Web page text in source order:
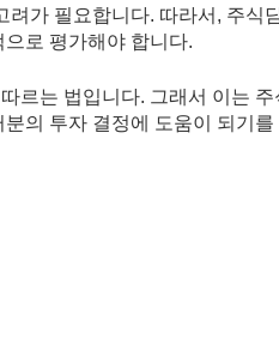
가 필요합니다. 따라서, 주식
로 평가해야 합니다.
르는 법입니다. 그래서 이는
의 투자 결정에 도움이 되기를